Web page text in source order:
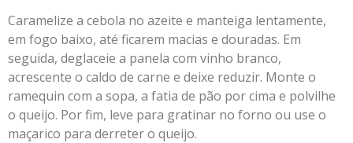
Caramelize a cebola no azeite e manteiga lentamente,
em fogo baixo, até ficarem macias e douradas. Em
seguida, deglaceie a panela com vinho branco,
acrescente o caldo de carne e deixe reduzir. Monte o
ramequin com a sopa, a fatia de pão por cima e polvilhe
o queijo. Por fim, leve para gratinar no forno ou use o
maçarico para derreter o queijo.